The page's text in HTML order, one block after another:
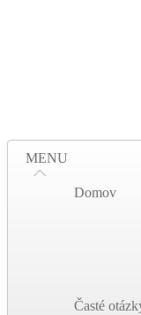
MENU
Domov
Časté